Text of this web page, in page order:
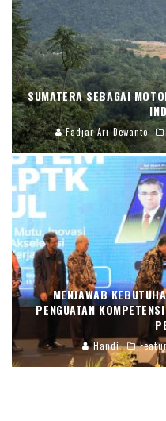
SUMATERA SEBAGAI
Fadjar Ari Dewanto
MENJAWAB
PENGUATAN
Handi